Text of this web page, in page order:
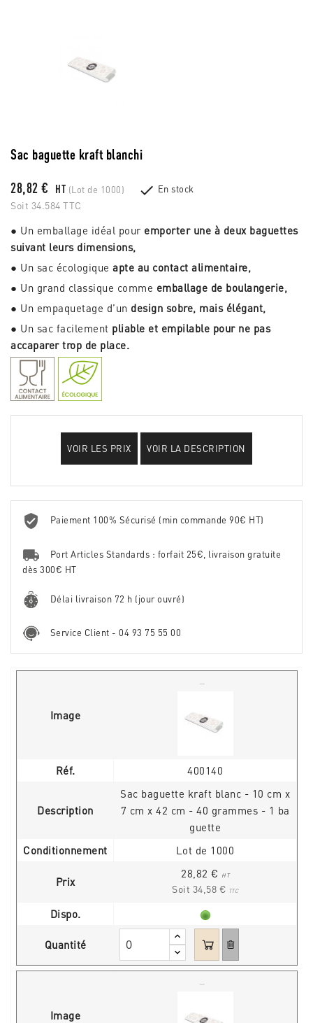
Sac baguette kraft blanchi
28,82 € HT (Lot de 1000)
Soit 34.584 TTC
 En stock
● Un emballage idéal pour emporter une à deux baguettes
suivant leurs dimensions,
● Un sac écologique apte au contact alimentaire,
● Un grand classique comme emballage de boulangerie,
● Un empaquetage d’un design sobre, mais élégant,
● Un sac facilement pliable et empilable pour ne pas
accaparer trop de place.
VOIR LES PRIX VOIR LA DESCRIPTION
Paiement 100% Sécurisé (min commande 90€ HT)
Port Articles Standards : forfait 25€, livraison gratuite
dès 300€ HT
Délai livraison 72 h (jour ouvré)
Service Client - 04 93 75 55 00
Image
Réf. 400140
Description
Sac baguette kraft blanc - 10 cm x
7 cm x 42 cm - 40 grammes - 1 ba
guette
Conditionnement
Lot de 1000
Prix
28,82 € HT
Soit 34,58 € TTC
Dispo.
Quantité
Image